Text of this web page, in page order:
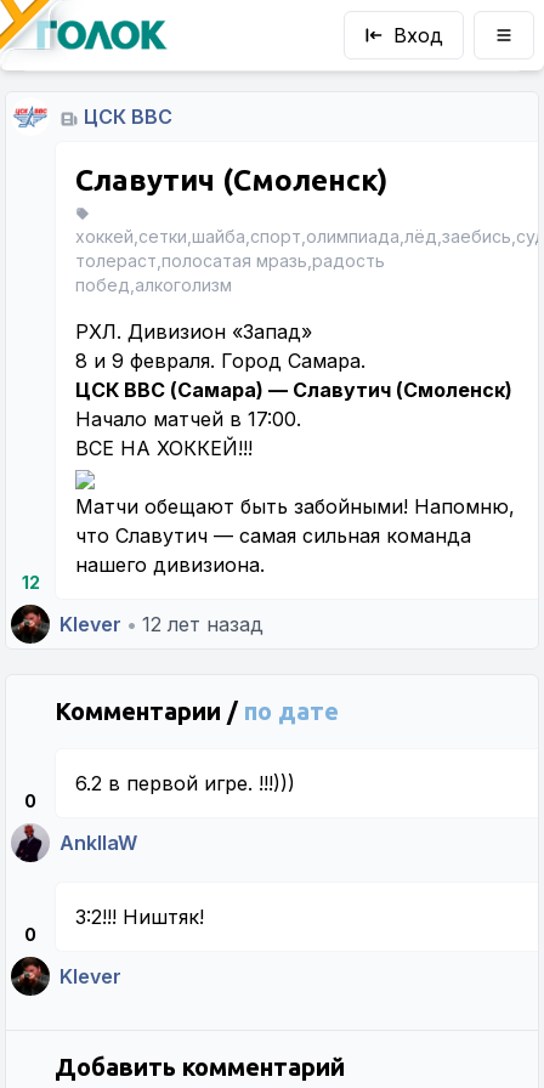
Вход
ЦСК ВВС
12
Славутич (Смоленск)
толераст,полосатая мразь,радость
побед,алкоголизм
РХЛ. Дивизион «Запад»
8 и 9 февраля. Город Самара.
ЦСК ВВС (Самара) — Славутич (Смоленск)
Начало матчей в 17:00.
ВСЕ НА ХОККЕЙ!!!
Матчи обещают быть забойными! Напомню,
что Славутич — самая сильная команда
нашего дивизиона.
Klever • 12 лет назад
Комментарии / по дате
0
6.2 в первой игре. !!!)))
AnkllaW
0
3:2!!! Ништяк!
Klever
Добавить комментарий